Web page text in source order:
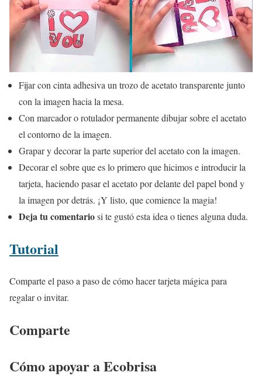
Fijar con cinta adhesiva un trozo de acetato transparente junto
con la imagen hacia la mesa.
Con marcador o rotulador permanente dibujar sobre el acetato
el contorno de la imagen.
Grapar y decorar la parte superior del acetato con la imagen.
Decorar el sobre que es lo primero que hicimos e introducir la
tarjeta, haciendo pasar el acetato por delante del papel bond y
la imagen por detrás. ¡Y listo, que comience la magia!
Deja tu comentariosi te gustó esta idea o tienes alguna duda.
Tutorial
Comparte el paso a paso de cómo hacer tarjeta mágica para
regalar o invitar.
Comparte
Cómo apoyar a Ecobrisa